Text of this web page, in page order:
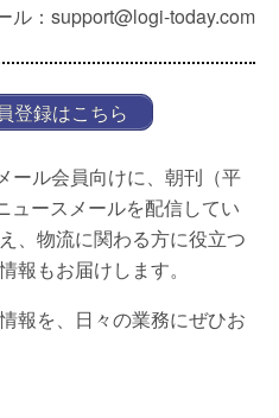
ル：support@logi-today.com
登録はこちら
ール会員向けに、朝刊（平
ュースメールを配信してい
、物流に関わる方に役立つ
報もお届けします。
報を、日々の業務にぜひお